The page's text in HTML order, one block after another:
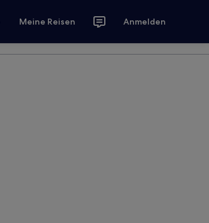
Meine Reisen Anmelden